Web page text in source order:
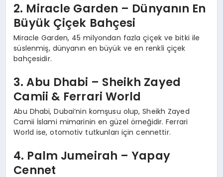
2. Miracle Garden – Dünyanın En
Büyük Çiçek Bahçesi
Miracle Garden, 45 milyondan fazla çiçek ve bitki ile
süslenmiş, dünyanın en büyük ve en renkli çiçek
bahçesidir.
3. Abu Dhabi – Sheikh Zayed
Camii & Ferrari World
Abu Dhabi, Dubai’nin komşusu olup, Sheikh Zayed
Camii İslami mimarinin en güzel örneğidir. Ferrari
World ise, otomotiv tutkunları için cennettir.
4. Palm Jumeirah – Yapay
Cennet